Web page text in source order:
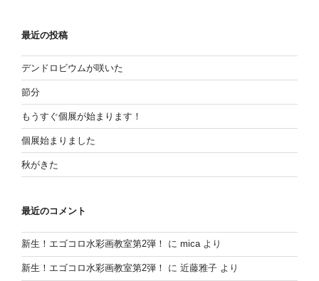
ョ
ン
最近の投稿
デンドロビウムが咲いた
節分
もうすぐ個展が始まります！
個展始まりました
秋がきた
最近のコメント
新生！エゴコロ水彩画教室第2弾！ に micaより
新生！エゴコロ水彩画教室第2弾！ に 近藤雅子 より